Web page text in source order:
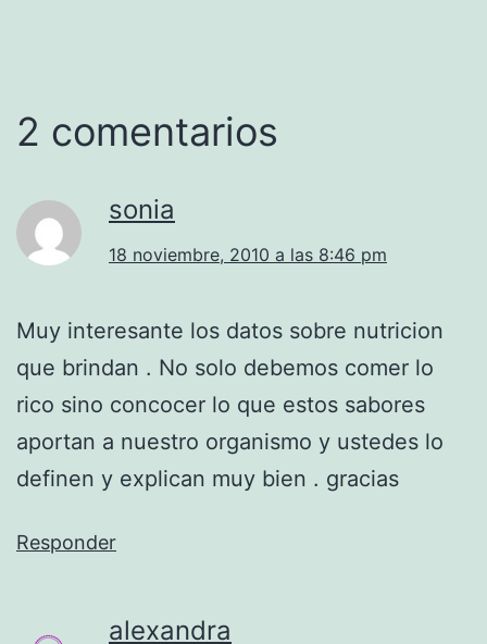
2 comentarios
sonia
18 noviembre, 2010 a las 8:46 pm
Muy interesante los datos sobre nutricion
que brindan . No solo debemos comer lo
rico sino concocer lo que estos sabores
aportan a nuestro organismo y ustedes lo
definen y explican muy bien . gracias
Responder
alexandra